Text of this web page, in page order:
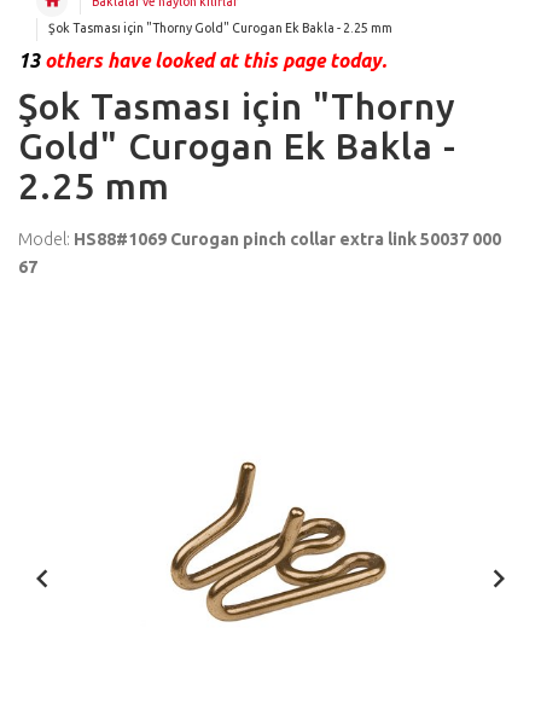
Şok Tasması için "Thorny Gold" Curogan Ek Bakla - 2.25 mm
13others have looked at this page today.
Şok Tasması için "Thorny
Gold" Curogan Ek Bakla -
2.25 mm
Model: HS88#1069 Curogan pinch collar extra link 50037 000
67